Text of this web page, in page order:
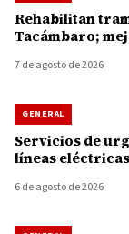
Rehabilitan
Tacámbaro;
7 de agosto de 2026
GENERAL
Servicios de
líneas
6 de agosto de 2026